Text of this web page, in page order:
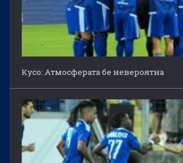
Кусо: Атмосферата бе невероятна